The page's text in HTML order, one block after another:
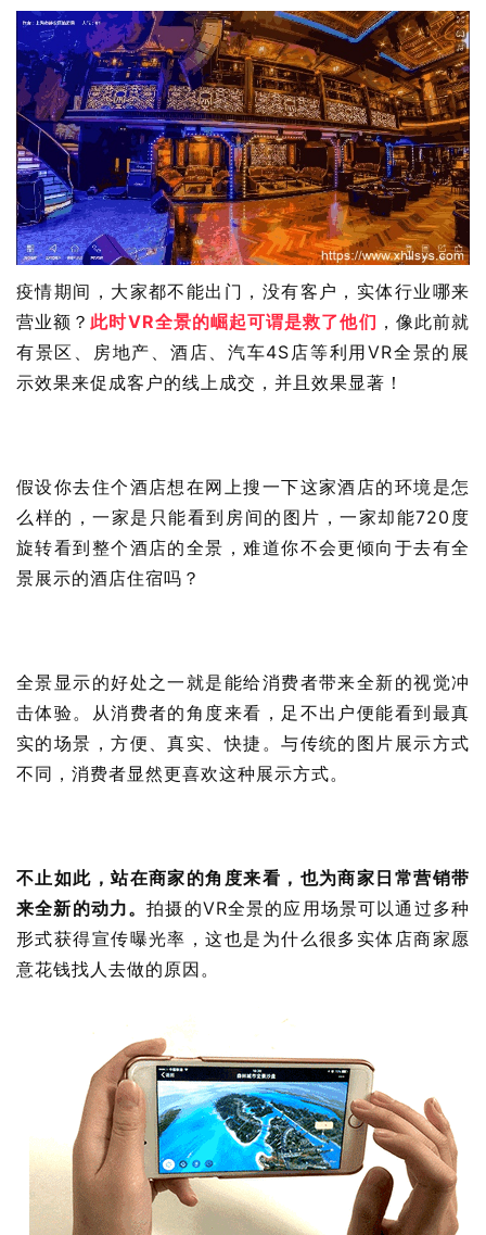
疫情期间，大家都不能出门，没有客户，实体行业哪来
营业额？此时VR全景的崛起可谓是救了他们 ，像此前就
有景区、房地产、酒店、汽车4S店等利用VR全景的展
示效果来促成客户的线上成交，并且效果显著！
假设你去住个酒店想在网上搜一下这家酒店的环境是怎
么样的，一家是只能看到房间的图片，一家却能720度
旋转看到整个酒店的全景，难道你不会更倾向于去有全
景展示的酒店住宿吗？
全景显示的好处之一就是能给消费者带来全新的视觉冲
击体验。从消费者的角度来看，足不出户便能看到最真
实的场景，方便、真实、快捷。与传统的图片展示方式
不同，消费者显然更喜欢这种展示方式。
不止如此，站在商家的角度来看，也为商家日常营销带
来全新的动力。拍摄的VR全景的应用场景可以通过多种
形式获得宣传曝光率，这也是为什么很多实体店商家愿
意花钱找人去做的原因。